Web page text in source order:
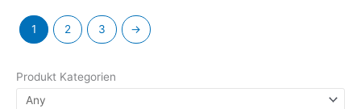
Produkt Kategorien
1 2 3 →